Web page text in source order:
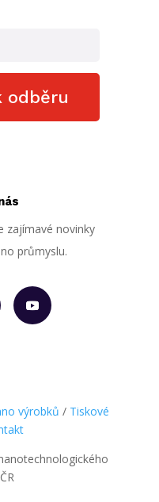
odběru
zajímavé novinky
průmyslu.
výrobků / Tiskové